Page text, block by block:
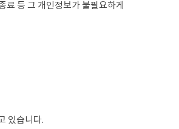
등 그 개인정보가 불필요하게
있습니다.